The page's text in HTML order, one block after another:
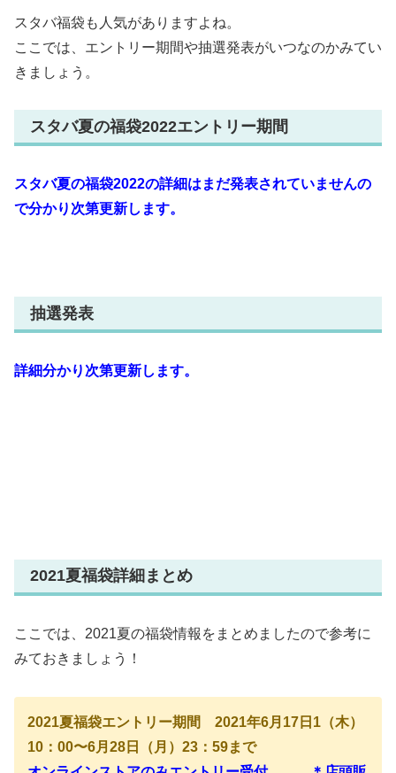
スタバ福袋も人気がありますよね。
ここでは、エントリー期間や抽選発表がいつなのかみてい
きましょう。
スタバ夏の福袋2022エントリー期間
スタバ夏の福袋2022の詳細はまだ発表されていませんの
で分かり次第更新します。
抽選発表
詳細分かり次第更新します。
2021夏福袋詳細まとめ
ここでは、2021夏の福袋情報をまとめましたので参考に
みておきましょう！
2021夏福袋エントリー期間 2021年6月17日1（木）
10：00〜6月28日（月）23：59まで